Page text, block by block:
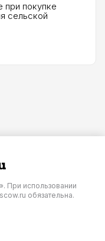
при покупке
сельской
При использовании
обязательна.